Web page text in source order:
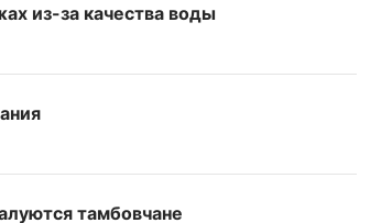
из-за качества воды
тамбовчане